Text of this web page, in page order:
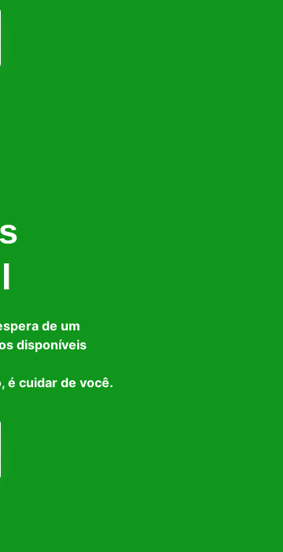
de um
disponíveis
é cuidar de você.